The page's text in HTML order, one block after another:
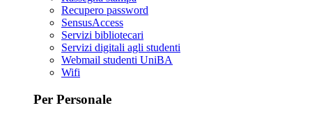
Recupero password
SensusAccess
Servizi bibliotecari
Servizi digitali agli studenti
Webmail studenti UniBA
Wifi
Per Personale